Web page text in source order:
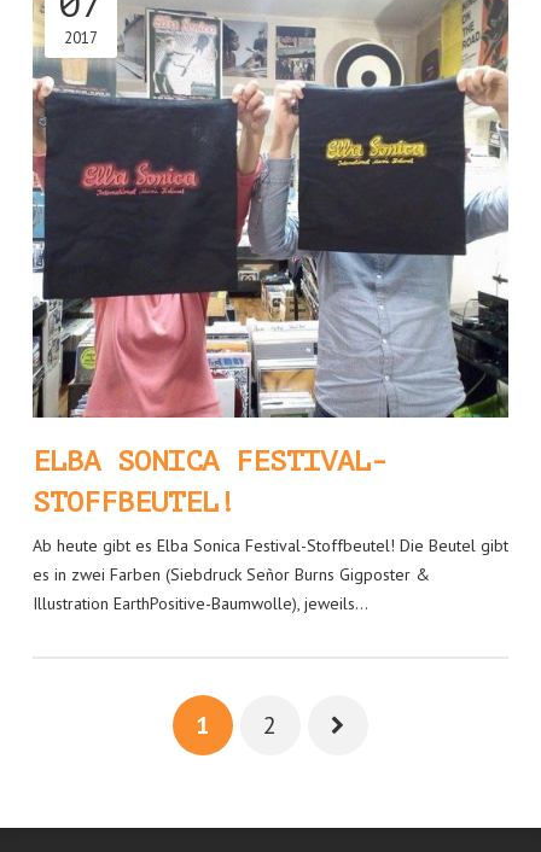
ELBA SONICA FESTIVAL-
STOFFBEUTEL!
2017
Ab heute gibt es Elba Sonica Festival-Stoffbeutel! Die Beutel gibt
es in zwei Farben (Siebdruck Señor Burns Gigposter &
Illustration EarthPositive-Baumwolle), jeweils…
1 2